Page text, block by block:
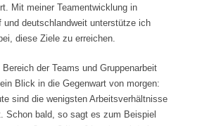
Mit meiner Teamentwicklung in
und deutschlandweit unterstütze ich
diese Ziele zu erreichen.
Bereich der Teams und Gruppenarbeit
Blick in die Gegenwart von morgen:
sind die wenigsten Arbeitsverhältnisse
Schon bald, so sagt es zum Beispiel